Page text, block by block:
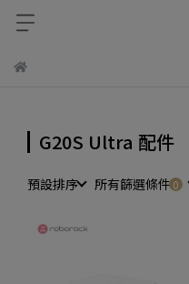
G20S Ultra 配件
預設排序 所有篩選條件